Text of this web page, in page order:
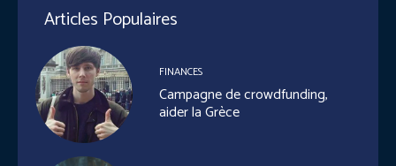
Articles Populaires
FINANCES
Campagne de crowdfunding,
aider la Grèce